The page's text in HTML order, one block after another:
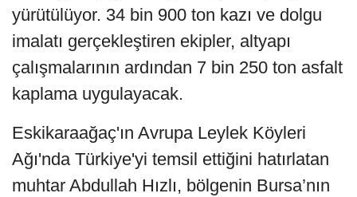
yürütülüyor. 34 bin 900 ton kazı ve dolgu
imalatı gerçekleştiren ekipler, altyapı
çalışmalarının ardından 7 bin 250 ton asfalt
kaplama uygulayacak.
Eskikaraağaç'ın Avrupa Leylek Köyleri
Ağı'nda Türkiye'yi temsil ettiğini hatırlatan
muhtar Abdullah Hızlı, bölgenin Bursa’nın